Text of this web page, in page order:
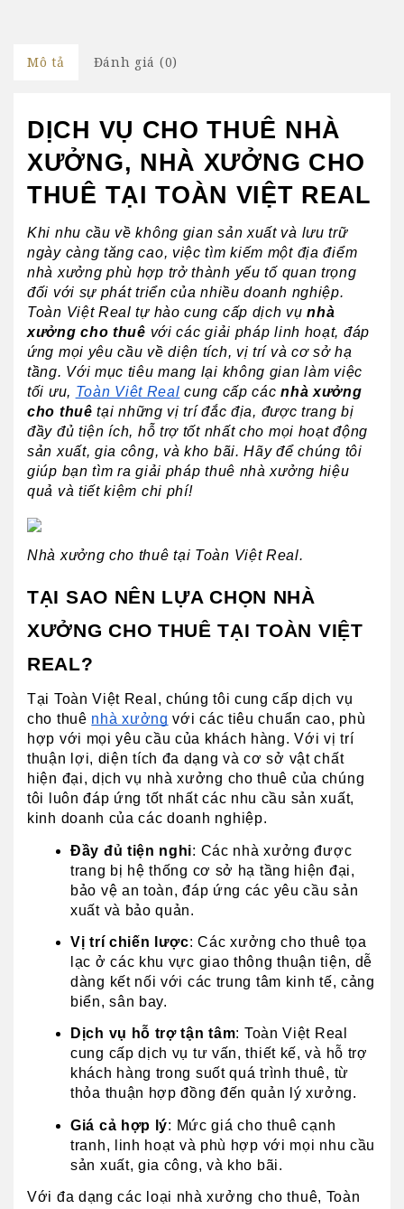
Mô tả Đánh giá (0)
DỊCH VỤ CHO THUÊ NHÀ
XƯỞNG, NHÀ XƯỞNG CHO
THUÊ TẠI TOÀN VIỆT REAL
Khi nhu cầu về không gian sản xuất và lưu trữ
ngày càng tăng cao, việc tìm kiếm một địa điểm
nhà xưởng phù hợp trở thành yếu tố quan trọng
đối với sự phát triển của nhiều doanh nghiệp.
Toàn Việt Real tự hào cung cấp dịch vụ nhà
xưởng cho thuê với các giải pháp linh hoạt, đáp
ứng mọi yêu cầu về diện tích, vị trí và cơ sở hạ
tầng. Với mục tiêu mang lại không gian làm việc
tối ưu, Toàn Việt Real cung cấp các nhà xưởng
cho thuê tại những vị trí đắc địa, được trang bị
đầy đủ tiện ích, hỗ trợ tốt nhất cho mọi hoạt động
sản xuất, gia công, và kho bãi. Hãy để chúng tôi
giúp bạn tìm ra giải pháp thuê nhà xưởng hiệu
quả và tiết kiệm chi phí!
Nhà xưởng cho thuê tại Toàn Việt Real.
TẠI SAO NÊN LỰA CHỌN NHÀ
XƯỞNG CHO THUÊ TẠI TOÀN VIỆT
REAL?
Tại Toàn Việt Real, chúng tôi cung cấp dịch vụ
cho thuê nhà xưởng với các tiêu chuẩn cao, phù
hợp với mọi yêu cầu của khách hàng. Với vị trí
thuận lợi, diện tích đa dạng và cơ sở vật chất
hiện đại, dịch vụ nhà xưởng cho thuê của chúng
tôi luôn đáp ứng tốt nhất các nhu cầu sản xuất,
kinh doanh của các doanh nghiệp.
Đầy đủ tiện nghi: Các nhà xưởng được
trang bị hệ thống cơ sở hạ tầng hiện đại,
bảo vệ an toàn, đáp ứng các yêu cầu sản
xuất và bảo quản.
Vị trí chiến lược: Các xưởng cho thuê tọa
lạc ở các khu vực giao thông thuận tiện, dễ
dàng kết nối với các trung tâm kinh tế, cảng
biển, sân bay.
Dịch vụ hỗ trợ tận tâm: Toàn Việt Real
cung cấp dịch vụ tư vấn, thiết kế, và hỗ trợ
khách hàng trong suốt quá trình thuê, từ
thỏa thuận hợp đồng đến quản lý xưởng.
Giá cả hợp lý: Mức giá cho thuê cạnh
tranh, linh hoạt và phù hợp với mọi nhu cầu
sản xuất, gia công, và kho bãi.
Với đa dạng các loại nhà xưởng cho thuê, Toàn